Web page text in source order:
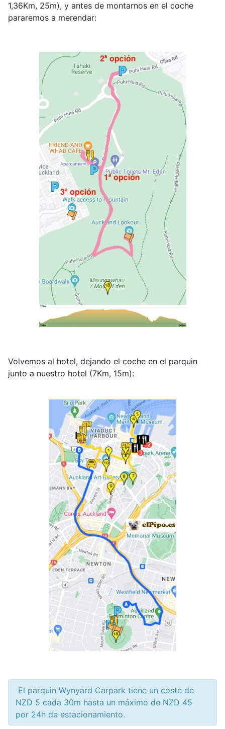
1,36Km, 25m), y antes de montarnos en el coche
pararemos a merendar:
Volvemos al hotel, dejando el coche en el parquin
junto a nuestro hotel (7Km, 15m):
El parquin Wynyard Carpark tiene un coste de
NZD 5 cada 30m hasta un máximo de NZD 45
por 24h de estacionamiento.